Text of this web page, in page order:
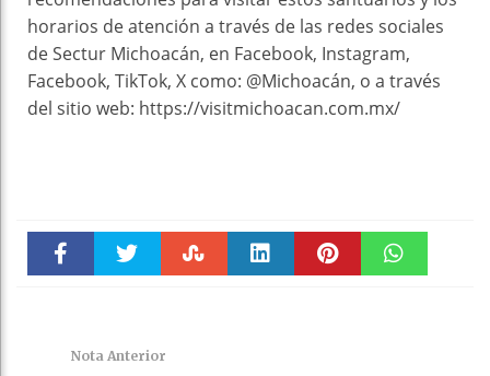
horarios de atención a través de las redes sociales
de Sectur Michoacán, en Facebook, Instagram,
Facebook, TikTok, X como: @Michoacán, o a través
del sitio web: https://visitmichoacan.com.mx/
Nota Anterior